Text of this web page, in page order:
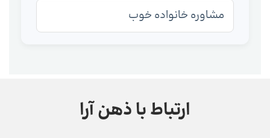
مشاوره خانواده خوب
ارتباط با ذهن آرا